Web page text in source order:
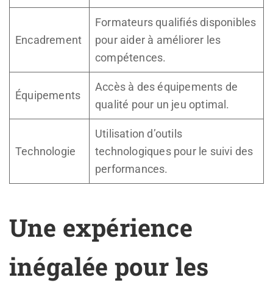
Encadrement
Formateurs qualifiés disponibles
pour aider à améliorer les
compétences.
Équipements
Accès à des équipements de
qualité pour un jeu optimal.
Technologie
Utilisation d’outils
technologiques pour le suivi des
performances.
Une expérience
inégalée pour les